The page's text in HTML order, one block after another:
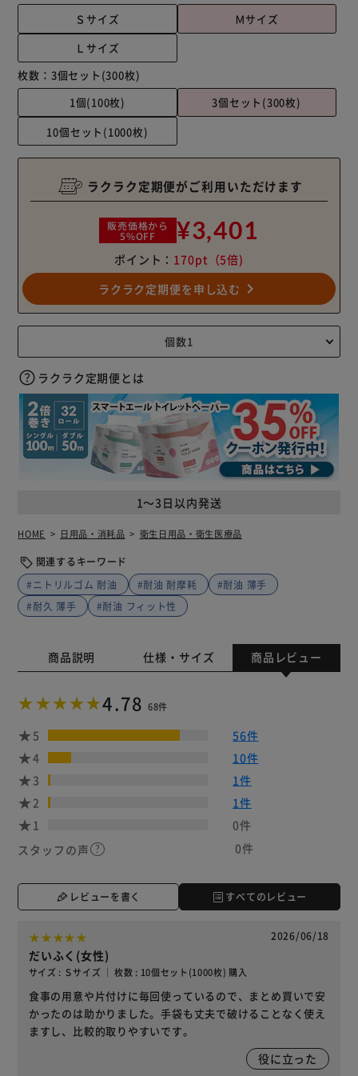
Ｓサイズ
Ｍサイズ
Ｌサイズ
枚数： 3個セット(300枚)
1個(100枚)
3個セット(300枚)
10個セット(1000枚)
1～3日以内発送
ラクラク定期便がご利用いただけます
販売価格から
5%OFF ¥3,401
ポイント： 170pt （5倍)
ラクラク定期便を申し込む navigate_next
ラクラク定期便とは
HOME 日用品・消耗品 衛生日用品・衛生医療品
関連するキーワード
#ニトリルゴム 耐油
#耐油 耐摩耗
#耐油 薄手
#耐久 薄手
#耐油 フィット性
商品説明 仕様・サイズ 商品レビュー
4.78 68件
5
56件
4
10件
3
1件
2
1件
1
0件
スタッフの声
0件
レビューを書く すべてのレビュー
2026/06/18
だいふく(女性)
サイズ : Ｓサイズ ｜ 枚数 : 10個セット(1000枚) 購入
食事の用意や片付けに毎回使っているので、まとめ買いで安
かったのは助かりました。手袋も丈夫で破けることなく使え
ますし、比較的取りやすいです。
役に立った